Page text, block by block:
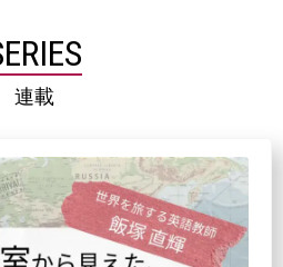
連載